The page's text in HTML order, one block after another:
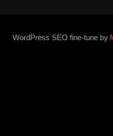
WordPress SEO fine-tune by